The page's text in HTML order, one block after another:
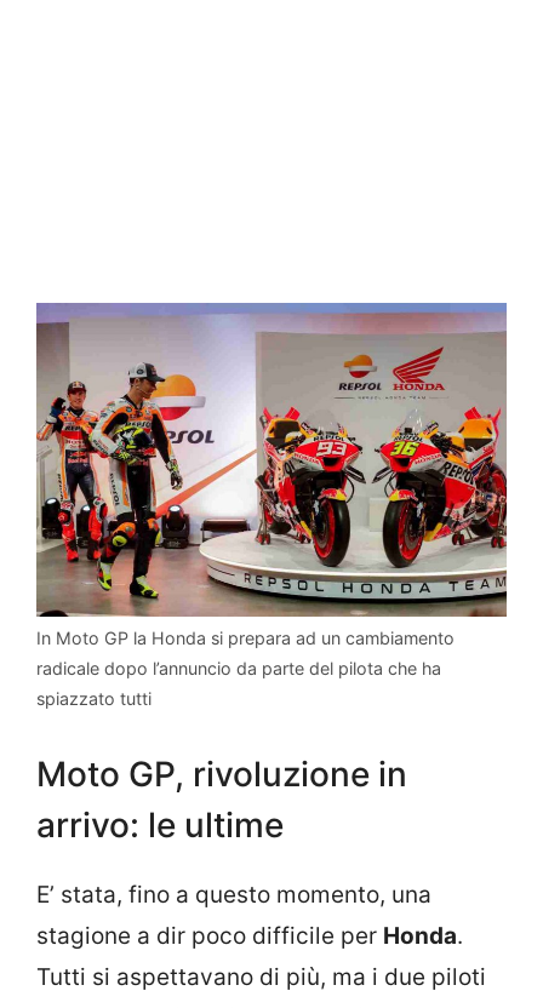
In Moto GP la Honda si prepara ad un cambiamento
radicale dopo l’annuncio da parte del pilota che ha
spiazzato tutti
Moto GP, rivoluzione in
arrivo: le ultime
E’ stata, fino a questo momento, una
stagione a dir poco difficile per Honda.
Tutti si aspettavano di più, ma i due piloti